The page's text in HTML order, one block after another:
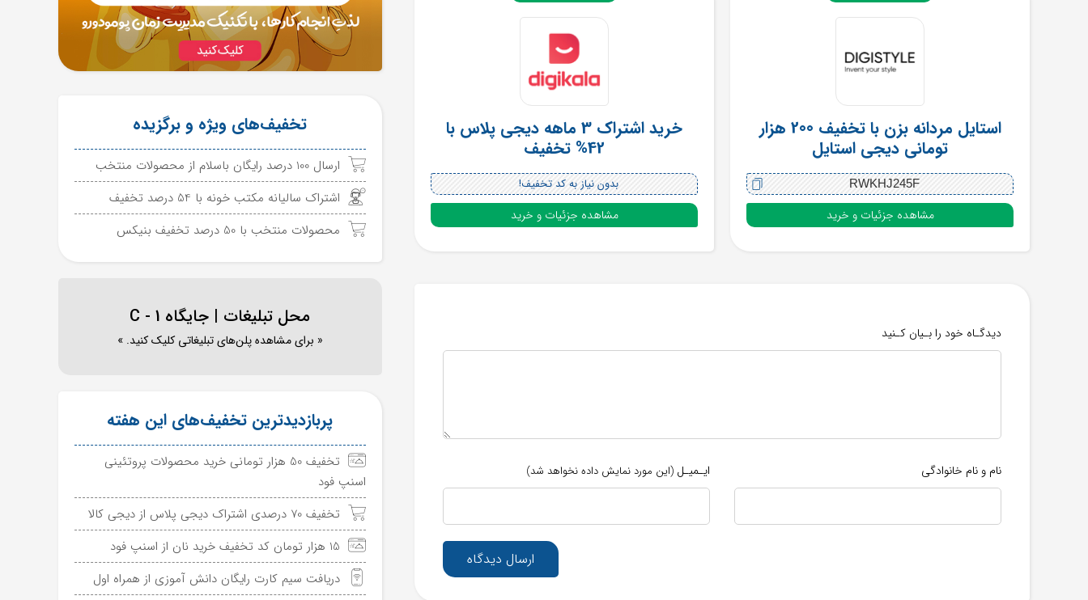
استایل مردانه بزن با تخفیف 200 هزار
تومانی دیجی استایل
RWKHJ245F
مشاهده جزئیات و خرید
خرید اشتراک 3 ماهه دیجی پلاس با
42% تخفیف
بدون نیاز به کد تخفیف!
مشاهده جزئیات و خرید
دیدگـاه خود را بـیان کـنید
نام و نام خانوادگی ایـمیـل (این مورد نمایش داده نخواهد شد)
ارسال دیدگاه
تخفیف‌های ویژه و برگزیده
ارسال 100 درصد رایگان باسلام از محصولات منتخب
اشتراک سالیانه مکتب خونه با 54 درصد تخفیف
محصولات منتخب با 50 درصد تخفیف بنیکس
محل تبلیغات | جایگاه C - 1
« برای مشاهده پلن‌های تبلیغاتی کلیک کنید. »
پربازدیدترین تخفیف‌های این هفته
تخفیف 50 هزار تومانی خرید محصولات پروتئینی
اسنپ فود
تخفیف 70 درصدی اشتراک دیجی پلاس از دیجی کالا
15 هزار تومان کد تخفیف خرید نان از اسنپ فود
دریافت سیم کارت رایگان دانش آموزی از همراه اول